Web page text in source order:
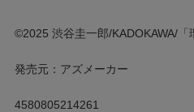
©2025 渋谷圭一郎/KADOKAWA/「
発売元：アズメーカー
4580805214261